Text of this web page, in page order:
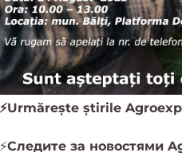
⚡️Urmărește știrile
⚡️Следите за новостями